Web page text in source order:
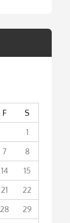
F
S
1
7
8
14
15
21
22
28 29